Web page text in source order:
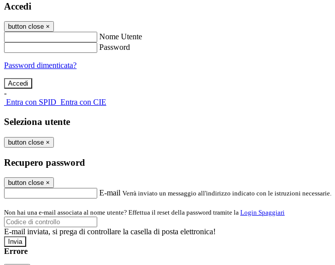
Accedi
button close ×
Nome Utente
Password
Password dimenticata?
-
Entra con SPID Entra con CIE
Seleziona utente
button close ×
Recupero password
button close ×
E-mail Verrà inviato un messaggio all'indirizzo indicato con le istruzioni necessarie.
Non hai una e-mail associata al nome utente? Effettua il reset della password tramite la Login Spaggiari
E-mail inviata, si prega di controllare la casella di posta elettronica!
Errore